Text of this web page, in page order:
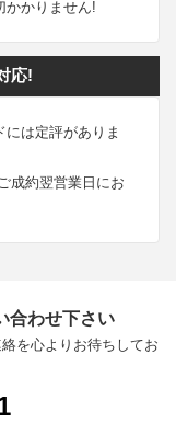
かかりません!
応!
は定評がありま
成約翌営業日にお
合わせ下さい
を心よりお待ちしてお